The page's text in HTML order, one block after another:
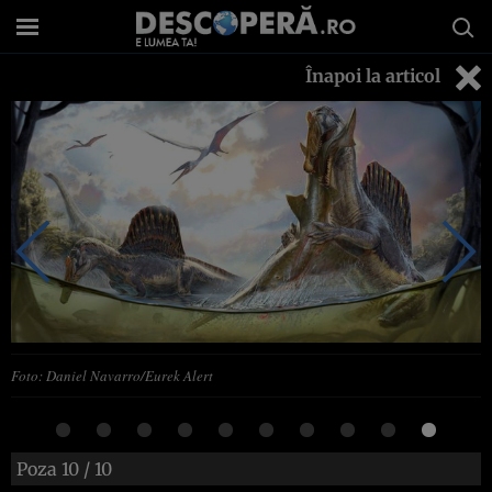
Înapoi la articol
Foto: Daniel Navarro/Eurek Alert
Poza 10 / 10